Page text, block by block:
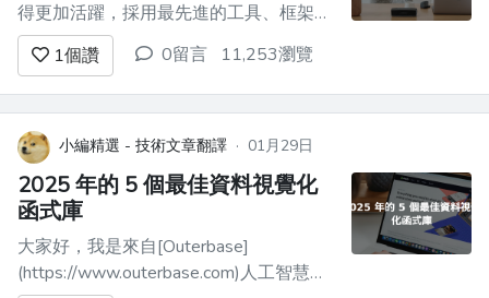
得更加活躍，採用最先進的工具、框架和
人工智慧的進步。如果您打算在 2025 年
進入該行業或在該行業取得進步，本路線
圖將引導您了解必要的知識、資源和趨
勢，以便在快速發展的前端開發行業中保
持領先地位。 --- 1.**掌握基礎** --------
-...
1個讚 0留言 11,253瀏覽
小編精選 - 技術文章翻譯 · 01月29日
2025 年的 5 個最佳資料視覺化
函式庫
大家好，我是來自[Outerbase]
(https://www.outerbase.com)人工智慧資